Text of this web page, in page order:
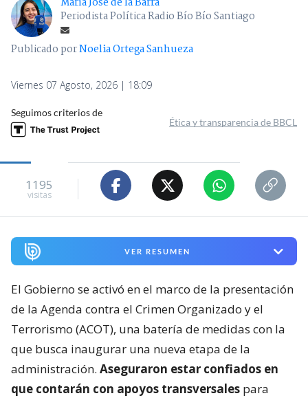
Periodista Política Radio Bío Bío Santiago
Publicado porNoelia Ortega Sanhueza
Viernes 07 Agosto, 2026 | 18:09
Seguimos criterios de
Ética y transparencia de BBCL
1195
visitas
VER RESUMEN
El Gobierno se activó en el marco de la presentación
de la Agenda contra el Crimen Organizado y el
Terrorismo (ACOT), una batería de medidas con la
que busca inaugurar una nueva etapa de la
administración. Aseguraron estar confiados en
que contarán con apoyos transversales para